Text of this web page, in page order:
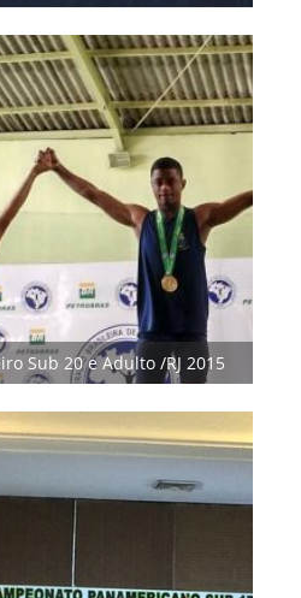
Sub 20 e Adulto /RJ 2015